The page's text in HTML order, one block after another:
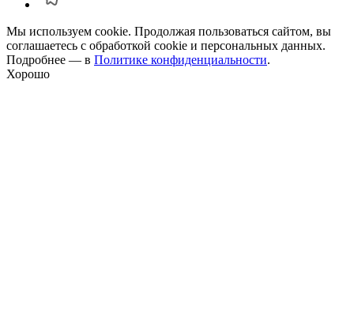
Мы используем cookie. Продолжая пользоваться сайтом, вы
соглашаетесь с обработкой cookie и персональных данных.
Подробнее — в Политике конфиденциальности.
Хорошо